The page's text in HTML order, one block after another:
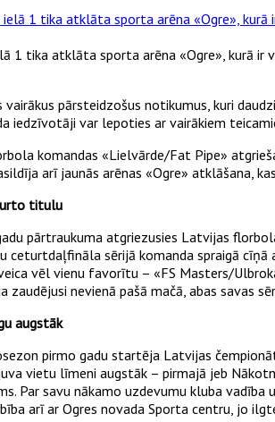
1 tika atklāta sporta arēna «Ogre», kurā
pārsteidzošus notikumus, kuri
iedzīvotāji var lepoties ar vairākiem
komandas «Lielvārde/Fat Pipe»
arī jaunās arēnas «Ogre» atklāšana,
titulu
pārtraukuma atgriezusies Latvijas
sērijā komanda spraigā cīņā
vēl vienu favorītu – «FS Masters/
zaudējusi nevienā pašā mačā, abas savas
augstāk
pirmo gadu startēja Latvijas
vietu līmeni augstāk – pirmajā jeb
Par savu nākamo uzdevumu kluba
arī ar Ogres novada Sporta centru, jo